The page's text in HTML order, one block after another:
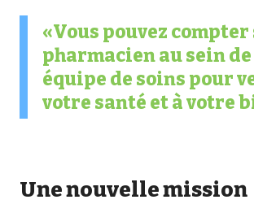
Vous pouvez
pharmacien au sein
équipe de soins pour
votre santé et à votre
Une nouvelle mission